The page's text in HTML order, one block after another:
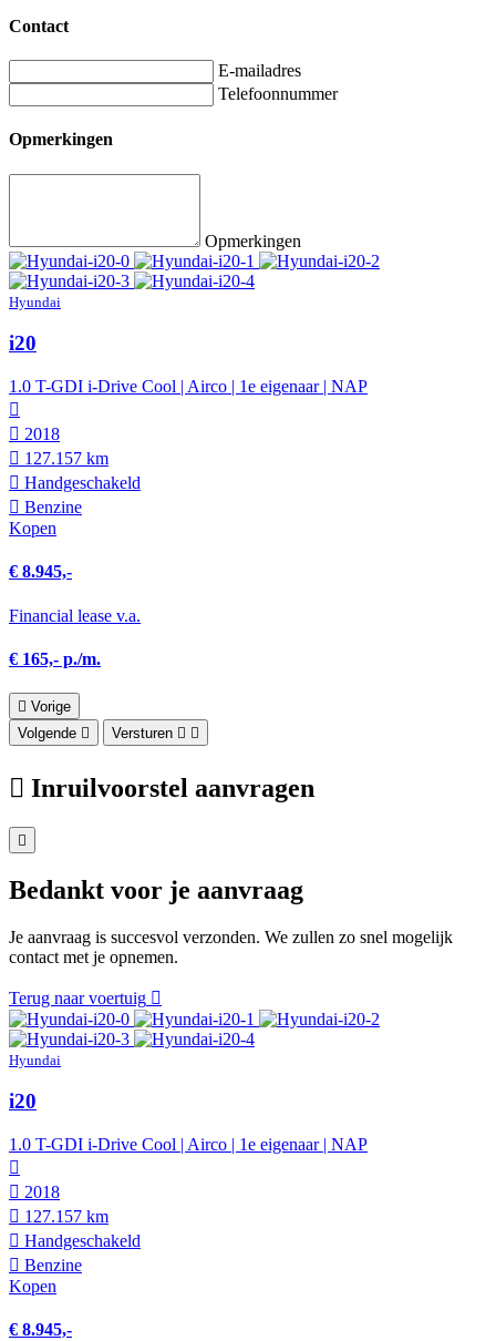
Contact
E-mailadres
Telefoonnummer
Opmerkingen
Opmerkingen
Hyundai
i20
1.0 T-GDI i-Drive Cool | Airco | 1e eigenaar | NAP
2018
127.157 km
Hand­geschakeld
Benzine
Kopen
€ 8.945,-
Financial lease v.a.
€ 165,- p./m.
Vorige
Volgende
Versturen
Inruilvoorstel aanvragen
Bedankt voor je aanvraag
Je aanvraag is succesvol verzonden. We zullen zo snel mogelijk
contact met je opnemen.
Terug naar voertuig
Hyundai
i20
1.0 T-GDI i-Drive Cool | Airco | 1e eigenaar | NAP
2018
127.157 km
Hand­geschakeld
Benzine
Kopen
€ 8.945,-